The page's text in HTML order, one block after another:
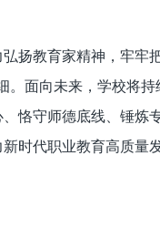
扬教育家精神，牢牢把
。面向未来，学校将持
恪守师德底线、锤炼
时代职业教育高质量